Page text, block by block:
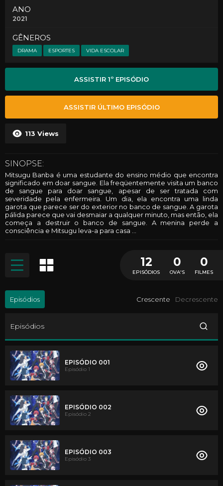
ANO
2021
GÊNEROS
DRAMA ESPORTES VIDA ESCOLAR
113 Views
ASSISTIR 1º EPISÓDIO
ASSISTIR ÚLTIMO EPISÓDIO
SINOPSE:
Mitsugu Banba é uma estudante do ensino médio que encontra
significado em doar sangue. Ela freqüentemente visita um banco
de sangue para doar sangue, apesar de ser tratada com
severidade pela enfermeira. Um dia, ela encontra uma linda
garota que parece ser do exterior no banco de sangue. A garota
pálida parece que vai desmaiar a qualquer minuto, mas então, ela
começa a destruir o banco de sangue. A menina perde a
consciência e Mitsugu leva-a para casa ...
12
EPISÓDIOS
0
OVA'S
0
FILMES
Episódios Crescente Decrescente
Episódios
EPISÓDIO 001
Episódio 1
EPISÓDIO 002
Episódio 2
EPISÓDIO 003
Episódio 3